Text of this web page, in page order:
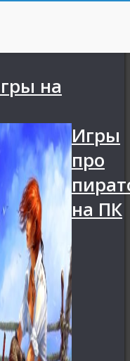
на
Игры
про
на ПК